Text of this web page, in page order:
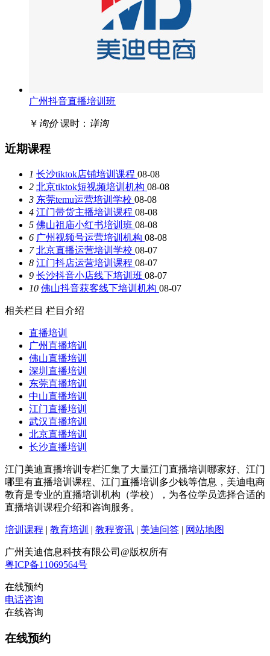
广州抖音直播培训班
￥ 询价 课时： 详询
近期课程
1 长沙tiktok店铺培训课程 08-08
2 北京tiktok短视频培训机构 08-08
3 东莞temu运营培训学校 08-08
4 江门带货主播培训课程 08-08
5 佛山祖庙小红书培训班 08-08
6 广州视频号运营培训机构 08-08
7 北京直播运营培训学校 08-07
8 江门抖店运营培训课程 08-07
9 长沙抖音小店线下培训班 08-07
10 佛山抖音获客线下培训机构 08-07
相关栏目 栏目介绍
直播培训
广州直播培训
佛山直播培训
深圳直播培训
东莞直播培训
中山直播培训
江门直播培训
武汉直播培训
北京直播培训
长沙直播培训
江门美迪直播培训专栏汇集了大量江门直播培训哪家好、江门
哪里有直播培训课程、江门直播培训多少钱等信息，美迪电商
教育是专业的直播培训机构（学校），为各位学员选择合适的
直播培训课程介绍和咨询服务。
培训课程 | 教育培训 | 教程资讯 | 美迪问答 | 网站地图
广州美迪信息科技有限公司@版权所有
粤ICP备11069564号
在线预约
电话咨询
在线咨询
在线预约